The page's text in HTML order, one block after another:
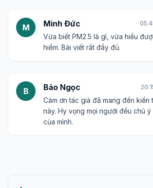
M Minh Đức
Vừa biết PM2.5 là gì, vừa hiểu
hiểm. Bài viết rất đầy đủ.
B Bảo Ngọc
Cảm ơn tác giả đã mang đến kiến
này. Hy vọng mọi người đều chú
của mình.